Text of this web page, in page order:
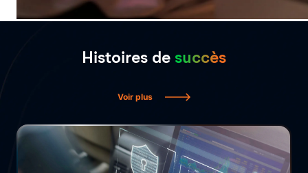
Histoires de succès
Voir plus